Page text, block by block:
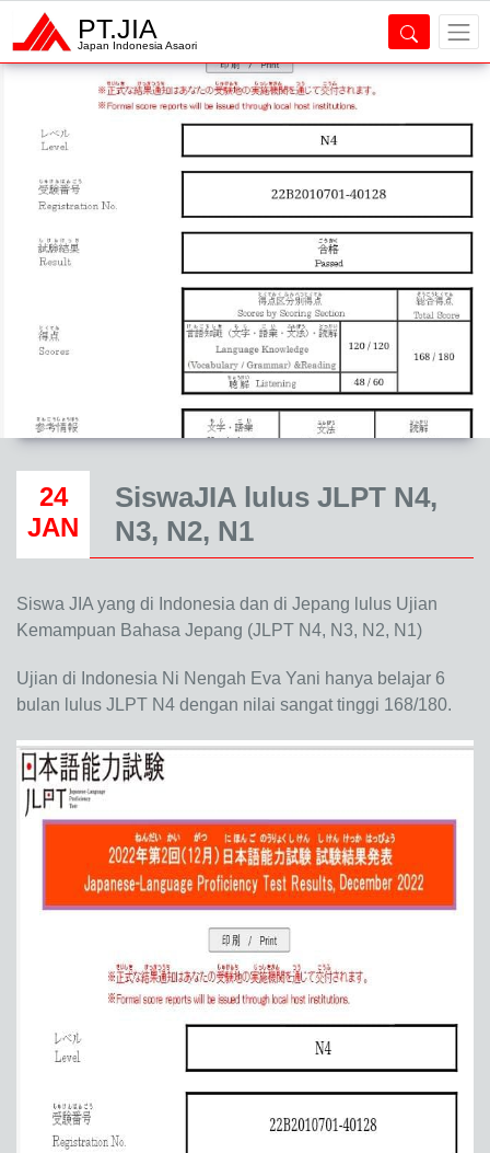
PT.JIA
Japan Indonesia Asaori
24
JAN
SiswaJIA lulus JLPT N4,
N3, N2, N1
Siswa JIA yang di Indonesia dan di Jepang lulus Ujian
Kemampuan Bahasa Jepang (JLPT N4, N3, N2, N1)
Ujian di Indonesia Ni Nengah Eva Yani hanya belajar 6
bulan lulus JLPT N4 dengan nilai sangat tinggi 168/180.